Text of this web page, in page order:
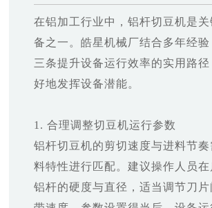
在铝加工行业中，铝杆切豆机是
备之一。皓星机械厂结合多年经
三条提升设备运行效率的实用路
好地发挥设备潜能。
1. 合理调整切豆机运行参数
铝杆切豆机的剪切速度与进料节
料特性进行匹配。建议操作人员
铝杆的硬度与直径，适当调节刀